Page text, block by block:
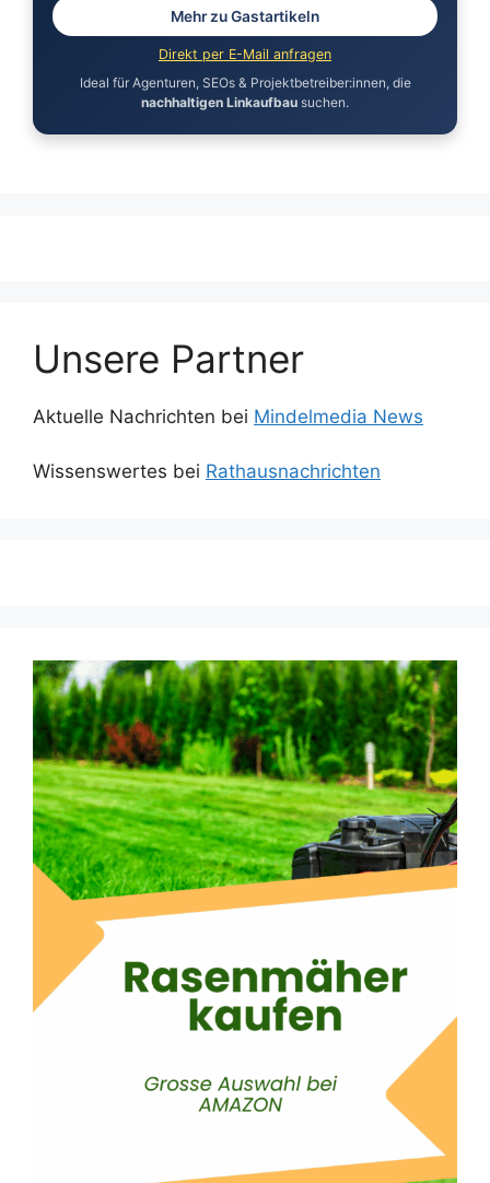
Mehr zu Gastartikeln
Direkt per E-Mail anfragen
Ideal für Agenturen, SEOs & Projektbetreiber:innen, die
nachhaltigen Linkaufbau suchen.
Unsere Partner
Aktuelle Nachrichten bei Mindelmedia News
Wissenswertes bei Rathausnachrichten